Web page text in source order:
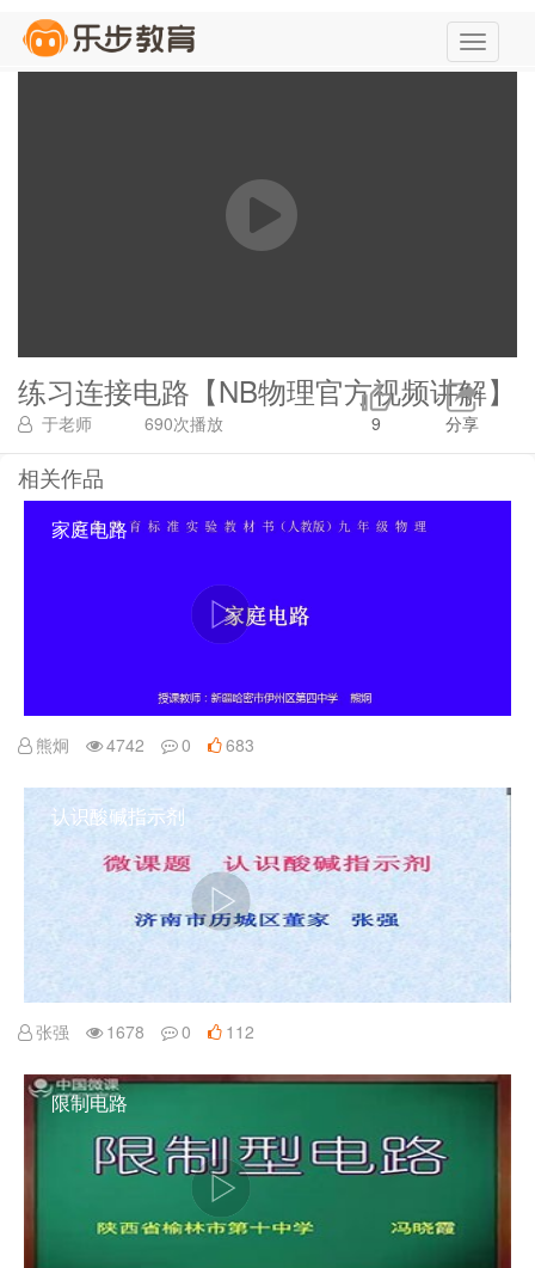
练习连接电路【NB物理官方视频讲解】
于老师 690次播放 9 分享
相关作品
家庭电路
熊炯 4742 0 683
认识酸碱指示剂
张强 1678 0 112
限制电路